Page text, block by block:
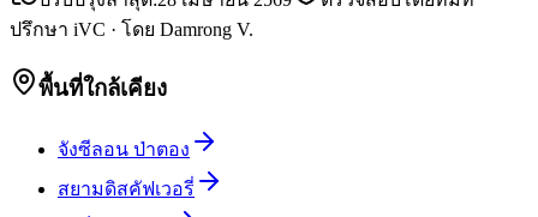
ปรึกษา iVC · โดย Damrong V.
พื้นที่ใกล้เคียง
จังซีลอน ป่าตอง
สยามดิสคัฟเวอรี่